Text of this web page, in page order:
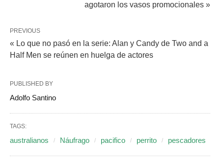
agotaron los vasos promocionales »
PREVIOUS
« Lo que no pasó en la serie: Alan y Candy de Two and a
Half Men se reúnen en huelga de actores
PUBLISHED BY
Adolfo Santino
TAGS:
australianos Náufrago pacifico perrito pescadores